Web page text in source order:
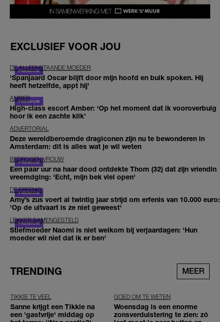
EXCLUSIEF VOOR JOU
DE ALLEENSTAANDE MOEDER
'Spanjaard Oscar blijft door mijn hoofd en buik spoken. Hij
heeft hetzelfde, appt hij'
AMBER
High-class escort Amber: ‘Op het moment dat ik vooroverbuig
hoor ik een zachte klik’
ADVERTORIAL
Deze wereldberoemde dragiconen zijn nu te bewonderen in
Amsterdam: dit is alles wat je wil weten
BEDROGEN VROUW
Een paar uur na haar dood ontdekte Thom (32) dat zijn vriendin
vreemdging: 'Echt, mijn bek viel open'
DE ERFENIS
Amy’s zus voert al twintig jaar strijd om erfenis van 10.000 euro:
'Op de uitvaart is ze niet geweest'
LEKKER SAMENGESTELD
Stiefmoeder Naomi is niet welkom bij verjaardagen: 'Hun
moeder wil niet dat ik er ben'
TRENDING MEER
TIKKIE TE VEEL
Sanne krijgt een Tikkie na
een 'gastvrije' middag op
GOED OM TE WETEN
Woensdag is een enorme
zonsverduistering te zien: zó